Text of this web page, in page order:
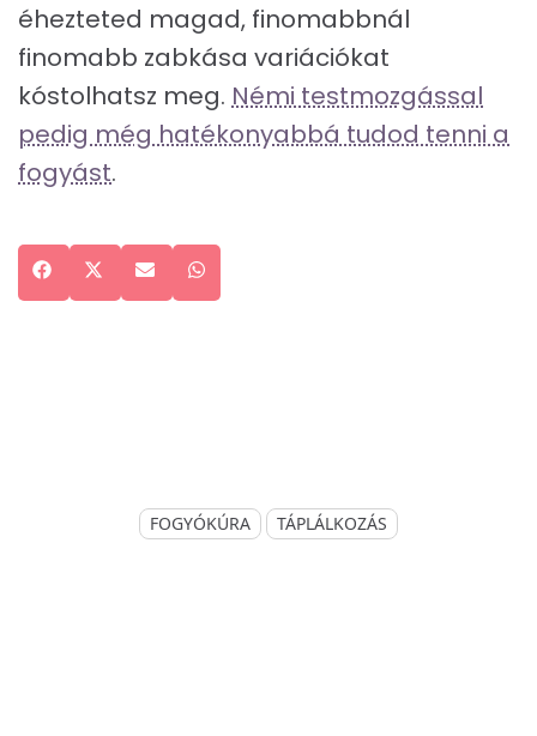
éhezteted magad, finomabbnál
finomabb zabkása variációkat
kóstolhatsz meg. Némi testmozgással
pedig még hatékonyabbá tudod tenni a
fogyást.
Share
on
Facebook
Share
on
(Twitter)
Share
on
Email
on
FOGYÓKÚRA TÁPLÁLKOZÁS